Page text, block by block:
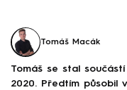
Tomáš Macák
Tomáš se stal
2020. Předtím působil